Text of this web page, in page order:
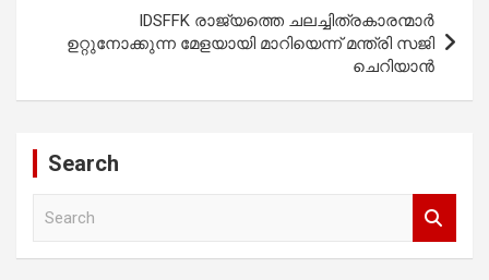
IDSFFK രാജ്യത്തെ ചലച്ചിത്രകാരന്മാർ
ഉറ്റുനോക്കുന്ന മേളയായി മാറിയെന്ന് മന്ത്രി സജി
ചെറിയാൻ
Search